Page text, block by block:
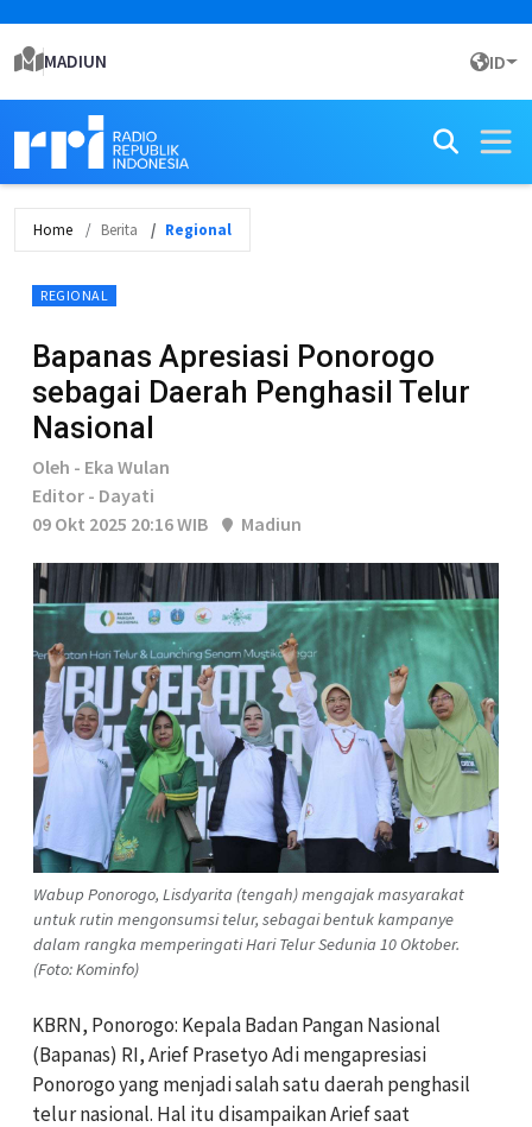
MADIUN ID
Home Berita Regional
REGIONAL
Bapanas Apresiasi Ponorogo
sebagai Daerah Penghasil Telur
Nasional
Oleh - Eka Wulan
Editor - Dayati
09 Okt 2025 20:16 WIB
Madiun
Wabup Ponorogo, Lisdyarita (tengah) mengajak masyarakat
untuk rutin mengonsumsi telur, sebagai bentuk kampanye
dalam rangka memperingati Hari Telur Sedunia 10 Oktober.
(Foto: Kominfo)
KBRN, Ponorogo: Kepala Badan Pangan Nasional
(Bapanas) RI, Arief Prasetyo Adi mengapresiasi
Ponorogo yang menjadi salah satu daerah penghasil
telur nasional. Hal itu disampaikan Arief saat